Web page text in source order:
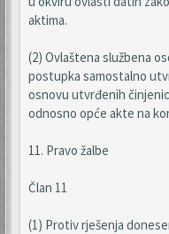
aktima.
(2) Ovlaštena službena
postupka samostalno
osnovu utvrđenih
odnosno opće akte na
11. Pravo žalbe
Član 11
(1) Protiv rješenja